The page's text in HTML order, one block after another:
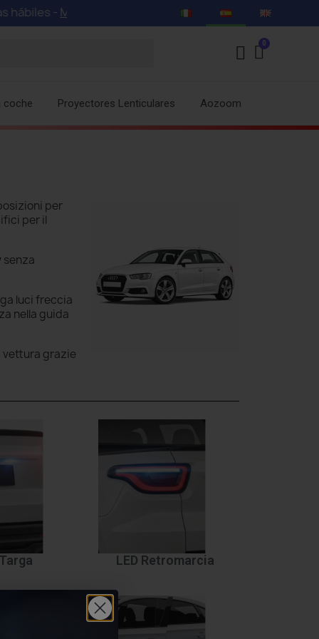
- Mira nuestras ofertas especiales con descuentos
coche Proyectores Lenticulares Aozoom
per
per il
senza
luci freccia
nella guida
vettura grazie
LED Retromarcia